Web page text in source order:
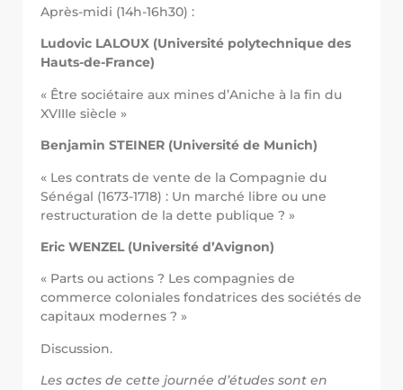
Après-midi (14h-16h30) :
Ludovic LALOUX (Université polytechnique des
Hauts-de-France)
« Être sociétaire aux mines d’Aniche à la fin du
XVIIIe siècle »
Benjamin STEINER (Université de Munich)
« Les contrats de vente de la Compagnie du
Sénégal (1673-1718) : Un marché libre ou une
restructuration de la dette publique ? »
Eric WENZEL (Université d’Avignon)
« Parts ou actions ? Les compagnies de
commerce coloniales fondatrices des sociétés de
capitaux modernes ? »
Discussion.
Les actes de cette journée d’études sont en